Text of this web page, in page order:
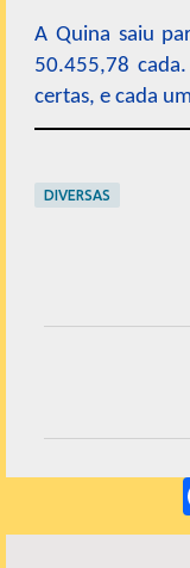
A Quina saiu
50.455,78
certas, e cada
DIVERSAS
t